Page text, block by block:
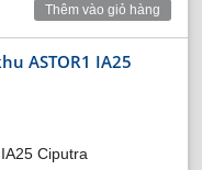
6,5km. Toàn bộ dự
cầu Chương Dương
nhu cầu đi lại, vận
thự Hoa Anh Đào,
đình.
Thêm vào giỏ hàng
ASTOR1 IA25
Ciputra